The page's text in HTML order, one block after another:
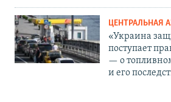
ЦЕНТРАЛЬНАЯ
«Украина
поступает
— о
и его